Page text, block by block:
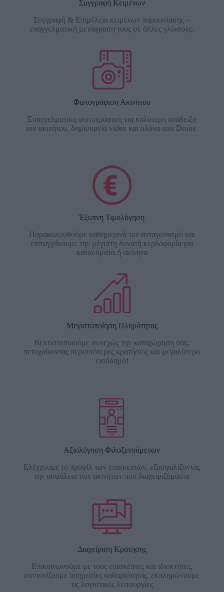
Συγγραφή Κειμένων
Συγγραφή & Επιμέλεια κειμένων παρουσίασης –
επαγγελματική μετάφραση τους σε άλλες γλώσσες.
Φωτογράφιση Ακινήτου
Επαγγελματική φωτογράφιση για καλύτερη ανάδειξη
του ακινήτου, δημιουργία video και πλάνα από Drone.
Έξυπνη Τιμολόγηση
Παρακολουθούμε καθημερινά τον ανταγωνισμό και
επιτυγχάνουμε την μέγιστη δυνατή κερδοφορία για
καταλύματα ή ακίνητα
Μεγιστοποίηση Πληρότητας
Βελτιστοποιούμε συνεχώς την καταχώρηση σας,
πετυχαίνοντας περισσότερες κρατήσεις και μεγαλύτερο
εισόδημα!
Αξιολόγηση Φιλοξενούμενων
Ελέγχουμε το προφίλ των επισκεπτών, εξασφαλίζοντας
την ασφάλεια των ακινήτων που διαχειριζόμαστε
Διαχείριση Κράτησης
Επικοινωνούμε με τους επισκέπτες και ιδιοκτήτες,
συντονίζουμε υπηρεσίες καθαριότητας, εκπληρώνουμε
τις λογιστικές λειτουργίες